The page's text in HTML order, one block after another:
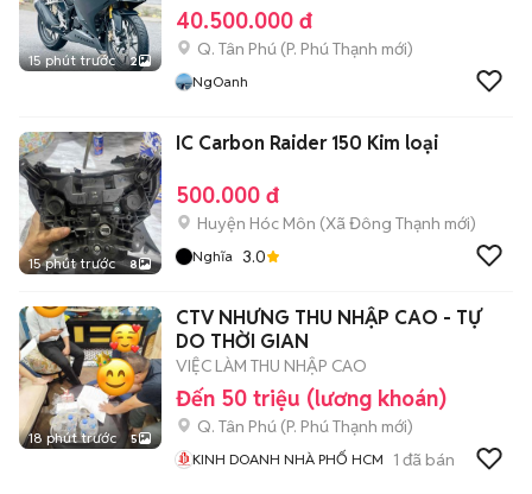
15 phút trước 2
40.500.000 đ
Q. Tân Phú (P. Phú Thạnh mới)
NgOanh
15 phút trước 8
IC Carbon Raider 150 Kim loại
500.000 đ
Huyện Hóc Môn (Xã Đông Thạnh mới)
Nghĩa 3.0
18 phút trước 5
CTV NHƯNG THU NHẬP CAO - TỰ
DO THỜI GIAN
VIỆC LÀM THU NHẬP CAO
Đến 50 triệu (lương khoán)
Q. Tân Phú (P. Phú Thạnh mới)
KINH DOANH NHÀ PHỐ HCM 1 đã bán